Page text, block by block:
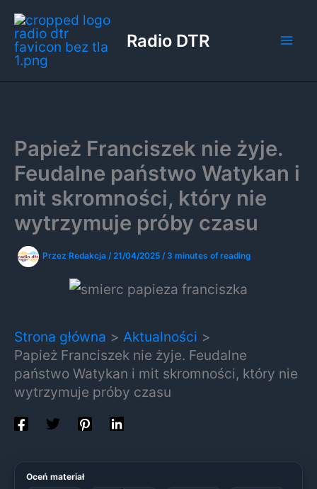
Przejdź
do
treści
Radio DTR
Papież Franciszek nie żyje.
Feudalne państwo Watykan i
mit skromności, który nie
wytrzymuje próby czasu
Przez Redakcja /21/04/2025 / 3 minutes of reading
Strona główna
Aktualności
Papież Franciszek nie żyje. Feudalne
państwo Watykan i mit skromności, który nie
wytrzymuje próby czasu
Oceń materiał